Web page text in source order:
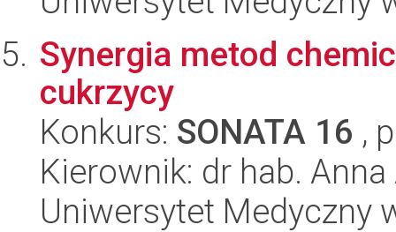
Synergia metod
cukrzycy
Konkurs: SONATA 16 ,
Kierownik: dr hab.
Uniwersytet Medyczny